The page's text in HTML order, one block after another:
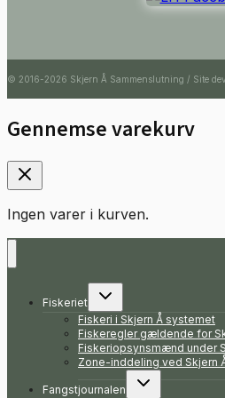
© 2016-2026 Skjern Å Sammenslutning / Site
Gennemse varekurv
Ingen varer i kurven.
Fiskeriet
Skift
undermenu
Fiskeri i Skjern Å systemet
Fiskeregler gældende for
Fiskeriopsynsmænd under
Zone-inddeling ved Skjern
Fangstjournalen
Skift
undermenu